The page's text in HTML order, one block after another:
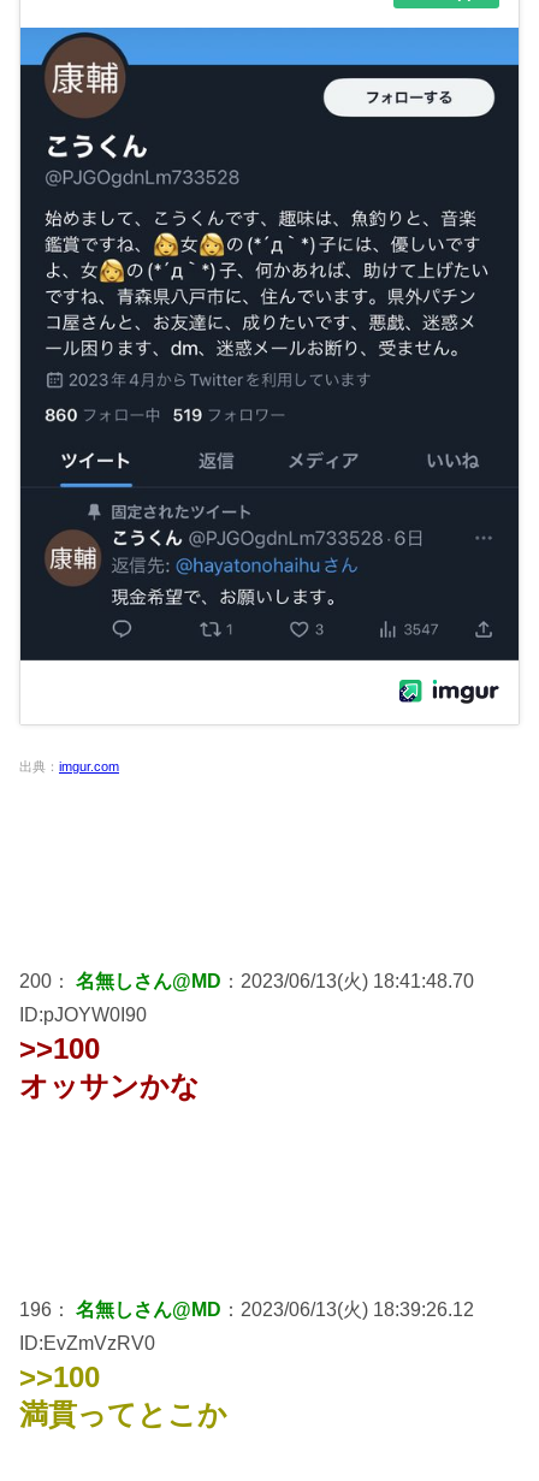
出典： imgur.com
200： 名無しさん@MD ：2023/06/13(火) 18:41:48.70
ID:pJOYW0I90
>>100
オッサンかな
196： 名無しさん@MD ：2023/06/13(火) 18:39:26.12
ID:EvZmVzRV0
>>100
満貫ってとこか